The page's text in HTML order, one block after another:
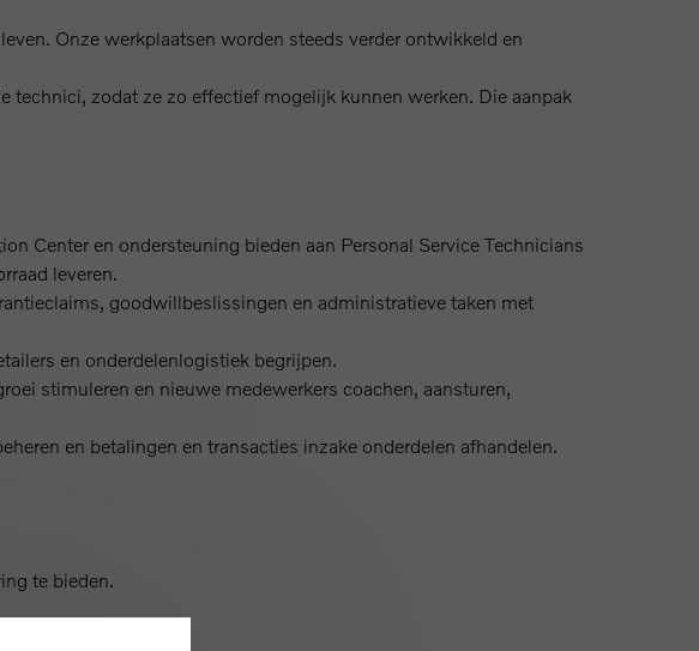
Onze werkplaatsen worden steeds verder ontwikkeld en
zodat ze zo effectief mogelijk kunnen werken. Die aanpak
Center en ondersteuning bieden aan Personal Service Technicians
leveren.
goodwillbeslissingen en administratieve taken met
en onderdelenlogistiek begrijpen.
stimuleren en nieuwe medewerkers coachen, aansturen,
en betalingen en transacties inzake onderdelen afhandelen.
te bieden.